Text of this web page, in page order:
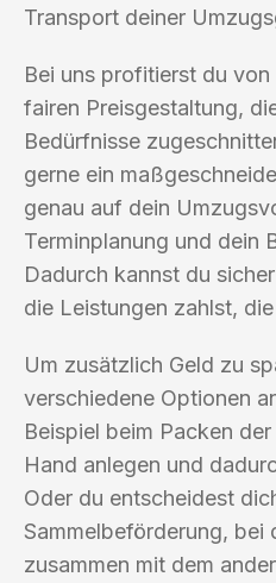
Transport deiner
Bei uns profitierst du
fairen Preisgestaltung,
Bedürfnisse
gerne ein
genau auf dein
Terminplanung und dein
Dadurch kannst du
die Leistungen zahlst,
Um zusätzlich Geld zu
verschiedene Optionen
Beispiel beim Packen
Hand anlegen und
Oder du entscheidest
Sammelbeförderung, bei
zusammen mit dem